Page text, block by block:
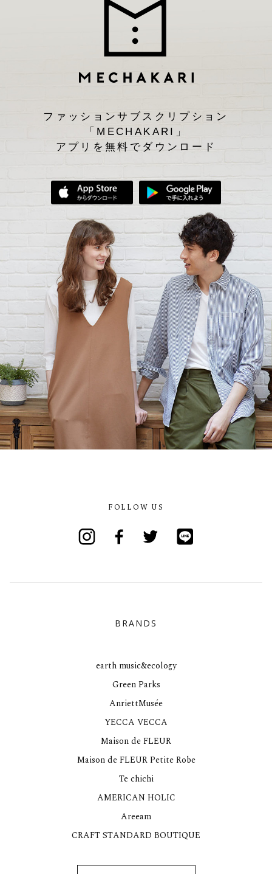
ファッションサブスクリプション
「MECHAKARI」
アプリを無料でダウンロード
App Storeからダウンロード
FOLLOW US
BRANDS
earth music&ecology
Green Parks
AnriettMusée
YECCA VECCA
Maison de FLEUR
Maison de FLEUR Petite Robe
Te chichi
AMERICAN HOLIC
Areeam
CRAFT STANDARD BOUTIQUE